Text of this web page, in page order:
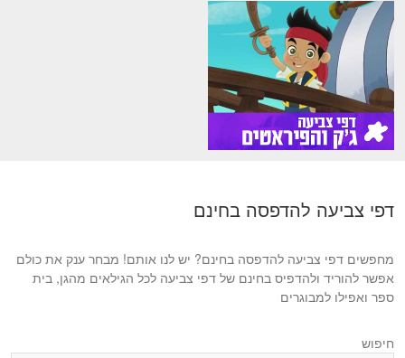
דפי צביעה להדפסה בחינם
מחפשים דפי צביעה להדפסה בחינם? יש לנו אותם! מבחר ענק את כולם
אפשר להוריד ולהדפיס בחינם של דפי צביעה לכל הגילאים מהגן, בית
ספר ואפילו למבוגרים
חיפוש